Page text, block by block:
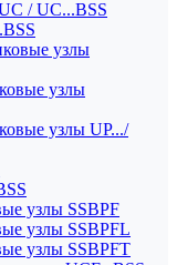
/ UC...BSS
узлы
узлы
узлы UP.../
узлы SSBPF
узлы SSBPFL
узлы SSBPFT